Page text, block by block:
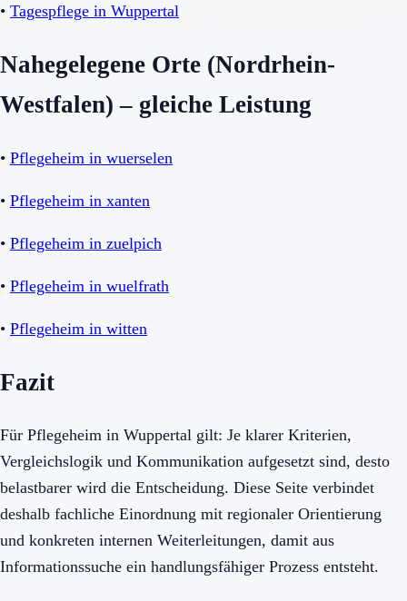
• Tagespflege in Wuppertal
Nahegelegene Orte (Nordrhein-
Westfalen) – gleiche Leistung
• Pflegeheim in wuerselen
• Pflegeheim in xanten
• Pflegeheim in zuelpich
• Pflegeheim in wuelfrath
• Pflegeheim in witten
Fazit
Für Pflegeheim in Wuppertal gilt: Je klarer Kriterien,
Vergleichslogik und Kommunikation aufgesetzt sind, desto
belastbarer wird die Entscheidung. Diese Seite verbindet
deshalb fachliche Einordnung mit regionaler Orientierung
und konkreten internen Weiterleitungen, damit aus
Informationssuche ein handlungsfähiger Prozess entsteht.